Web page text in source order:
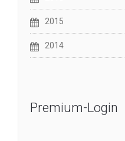
2015
2014
Premium-Login